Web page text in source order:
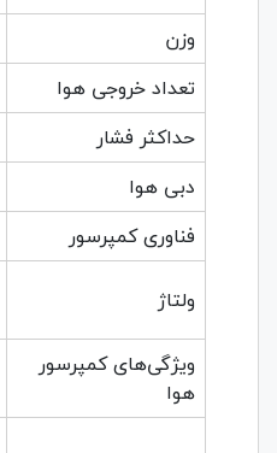
وزن
تعداد خروجی هوا
حداکثر فشار
دبی هوا
فناوری کمپرسور
ولتاژ
ویژگی‌های کمپرسور
هوا